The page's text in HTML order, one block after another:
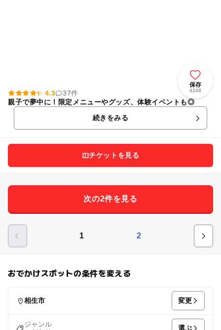
保存
4248
4.3
37件
親子で夢中に！限定メニューやグッズ、体験イベントも◎
続きをみる
チケットを見る
次の2件を見る
1 2
おでかけスポットの条件を変える
相生市 変更
ジャンル
選ぶ